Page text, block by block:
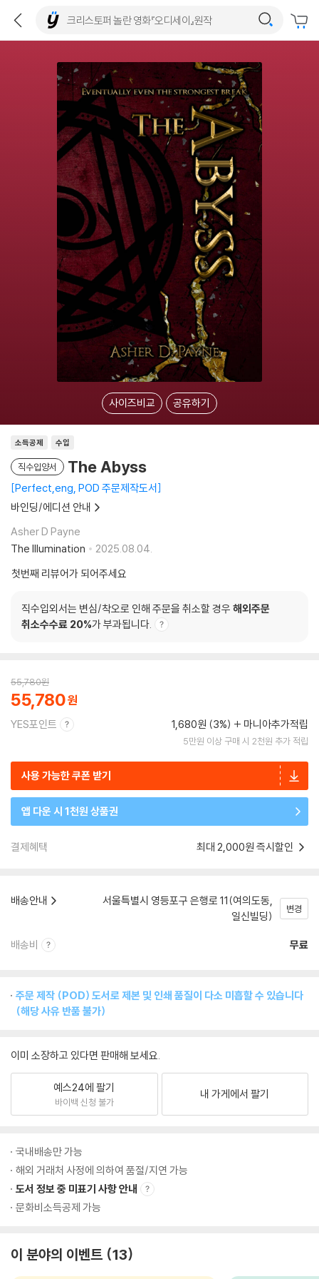
사이즈비교 공유하기
소득공제 수입
직수입양서 The Abyss
Perfect,eng, POD 주문제작도서
바인딩/에디션 안내
Asher D Payne
The Illumination
2025.08.04.
첫번째 리뷰어가 되어주세요
직수입외서는 변심/착오로 인해 주문을 취소할 경우 해외주문
취소수수료 20%가 부과됩니다.
55,780원
55,780
YES포인트 1,680원 (3%) 마니아추가적립
5만원 이상 구매 시 2천원 추가 적립
사용 가능한 쿠폰 받기
앱 다운 시 1천원 상품권
결제혜택 최대 2,000원 즉시할인
배송안내
서울특별시 영등포구 은행로 11(여의도동,
일신빌딩)
변경
배송비 무료
주문 제작 (POD) 도서로 제본 및 인쇄 품질이 다소 미흡할 수 있습니다
(해당 사유 반품 불가)
이미 소장하고 있다면 판매해 보세요.
예스24에 팔기
바이백 신청 불가
내 가게에서 팔기
국내배송만 가능
해외 거래처 사정에 의하여 품절/지연 가능
도서 정보 중 미표기 사항 안내
문화비소득공제 가능
이 분야의 이벤트 13